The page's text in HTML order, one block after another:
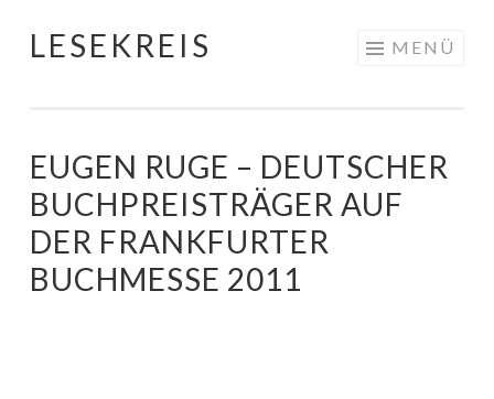
Springe
LESEKREIS MENÜ
EUGEN RUGE – DEUTSCHER
BUCHPREISTRÄGER AUF
DER FRANKFURTER
BUCHMESSE 2011